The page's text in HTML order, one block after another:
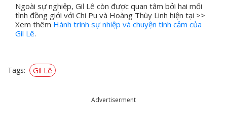
Ngoài sự nghiệp, Gil Lê còn được quan tâm bởi hai mối
tình đồng giới với Chi Pu và Hoàng Thùy Linh hiện tại >>
Xem thêm Hành trình sự nhiệp và chuyện tình cảm của
Gil Lê.
Tags: Gil Lê
Advertiserment